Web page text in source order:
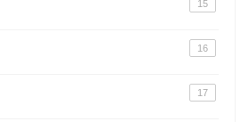
15
16
17